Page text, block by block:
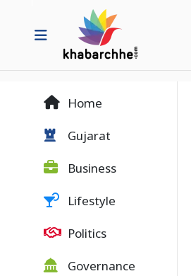
Home
Gujarat
Business
Lifestyle
Politics
Governance